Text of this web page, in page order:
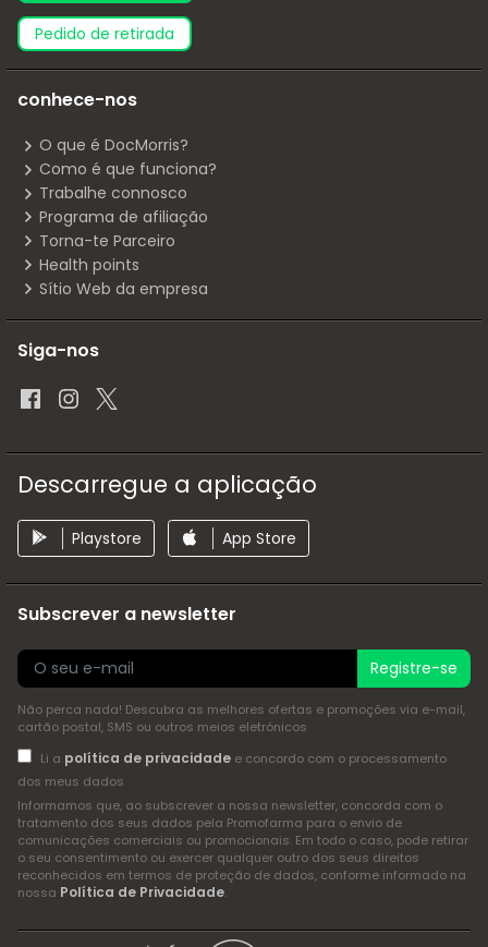
pedido de retirada
conhece-nos
O que é DocMorris?
Como é que funciona?
Trabalhe connosco
Programa de afiliação
Torna-te Parceiro
Health points
Sítio Web da empresa
Siga-nos
Descarregue a aplicação
Playstore App Store
Subscrever a newsletter
Registre-se
Não perca nada! Descubra as melhores ofertas e promoções via e-mail,
cartão postal, SMS ou outros meios eletrónicos
Li a política de privacidadee concordo com o processamento
dos meus dados
Informamos que, ao subscrever a nossa newsletter, concorda com o
tratamento dos seus dados pela Promofarma para o envio de
comunicações comerciais ou promocionais. Em todo o caso, pode retirar
o seu consentimento ou exercer qualquer outro dos seus direitos
reconhecidos em termos de proteção de dados, conforme informado na
nossa Política de Privacidade.